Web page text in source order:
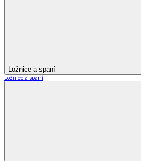
Ložnice a spaní
Ložnice a spaní